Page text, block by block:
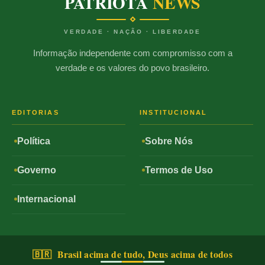
VERDADE · NAÇÃO · LIBERDADE
Informação independente com compromisso com a
verdade e os valores do povo brasileiro.
EDITORIAS
Política
Governo
Internacional
INSTITUCIONAL
Sobre Nós
Termos de Uso
🇧🇷 Brasil acima de tudo, Deus acima de todos